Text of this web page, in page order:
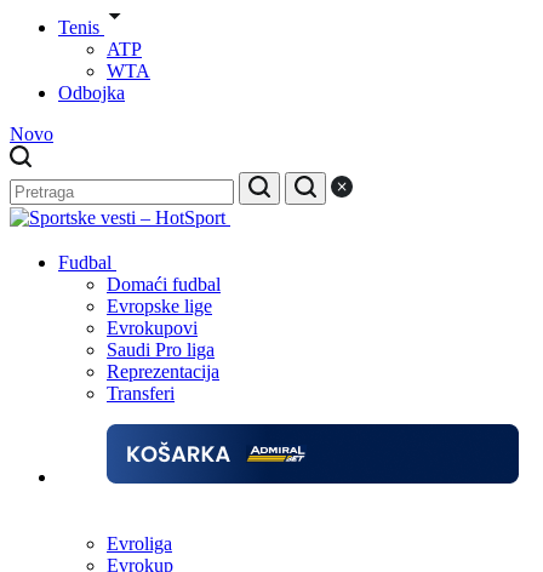
Tenis
ATP
WTA
Odbojka
Novo
Fudbal
Domaći fudbal
Evropske lige
Evrokupovi
Saudi Pro liga
Reprezentacija
Transferi
Evroliga
Evrokup